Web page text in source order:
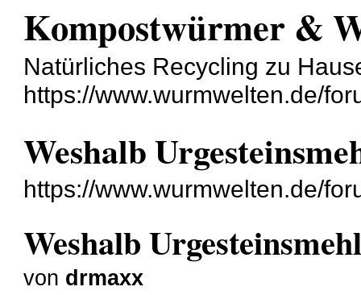
Kompostwürmer &
Natürliches Recycling zu
https://www.wurmwelten.de/
Weshalb
https://www.wurmwelten.de/
Weshalb
von drmaxx